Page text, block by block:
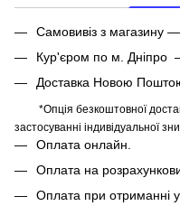
Самовивіз з магазину
Кур'єром по м. Дніпро
Доставка Новою
*Опція безкоштовної
застосуванні індивідуальної
Оплата онлайн.
Оплата на
Оплата при отриманні у